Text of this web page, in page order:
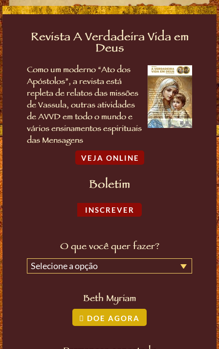
Revista A Verdadeira Vida em
Deus
Como um moderno “Ato dos
Apóstolos”, a revista está
repleta de relatos das missões
de Vassula, outras atividades
de AVVD em todo o mundo e
vários ensinamentos espirituais
das Mensagens
VEJA ONLINE
Boletim
INSCREVER
O que você quer fazer?
Selecione a opção
Beth Myriam
DOE AGORA